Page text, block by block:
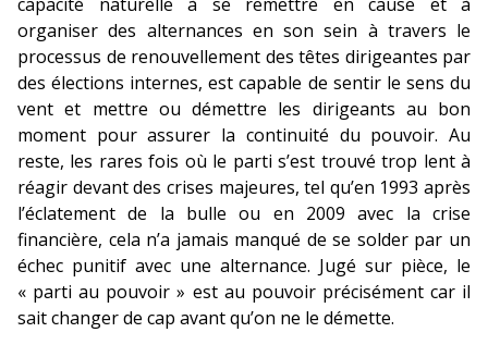
capacité naturelle à se remettre en cause et à
organiser des alternances en son sein à travers le
processus de renouvellement des têtes dirigeantes par
des élections internes, est capable de sentir le sens du
vent et mettre ou démettre les dirigeants au bon
moment pour assurer la continuité du pouvoir. Au
reste, les rares fois où le parti s’est trouvé trop lent à
réagir devant des crises majeures, tel qu’en 1993 après
l’éclatement de la bulle ou en 2009 avec la crise
financière, cela n’a jamais manqué de se solder par un
échec punitif avec une alternance. Jugé sur pièce, le
« parti au pouvoir » est au pouvoir précisément car il
sait changer de cap avant qu’on ne le démette.